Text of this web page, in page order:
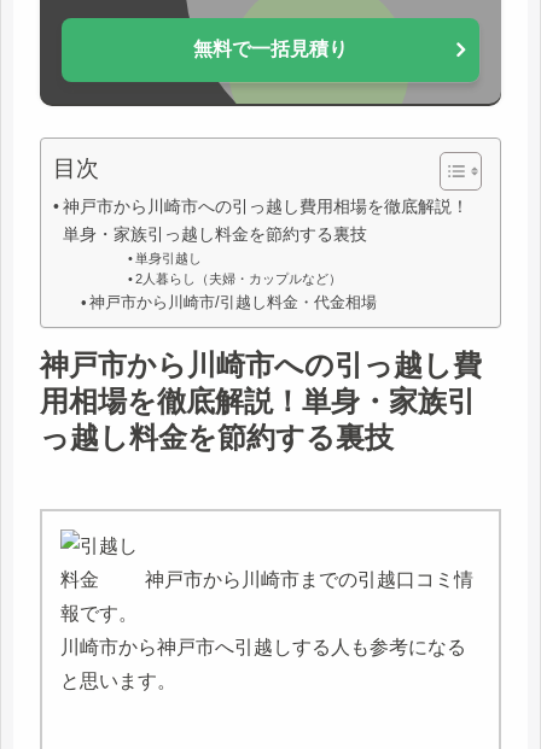
無料で一括見積り
目次
神戸市から川崎市への引っ越し費用相場を徹底解説！
単身・家族引っ越し料金を節約する裏技
単身引越し
2人暮らし（夫婦・カップルなど）
神戸市から川崎市/引越し料金・代金相場
神戸市から川崎市への引っ越し費
用相場を徹底解説！単身・家族引
っ越し料金を節約する裏技
神戸市から川崎市までの引越口コミ情
報です。
川崎市から神戸市へ引越しする人も参考になる
と思います。